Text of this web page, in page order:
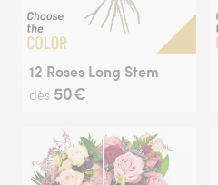
12 Roses Long Stem
dès 50€